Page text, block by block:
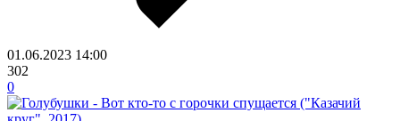
01.06.2023 14:00
302
0